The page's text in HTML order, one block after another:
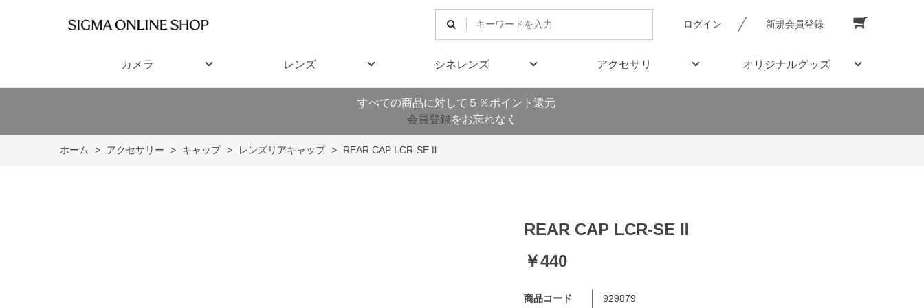
ログイン 新規会員登録
カメラ レンズ シネレンズ アクセサリ オリジナルグッズ
すべての商品に対して５％ポイント還元
会員登録をお忘れなく
ホーム > アクセサリー > キャップ > レンズリアキャップ > REAR CAP LCR-SE Ⅱ
REAR CAP LCR-SE Ⅱ
￥440
商品コード 929879